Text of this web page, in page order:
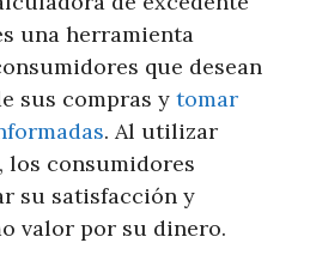
una herramienta
que desean
sus compras y tomar
. Al utilizar
los consumidores
su satisfacción y
valor por su dinero.